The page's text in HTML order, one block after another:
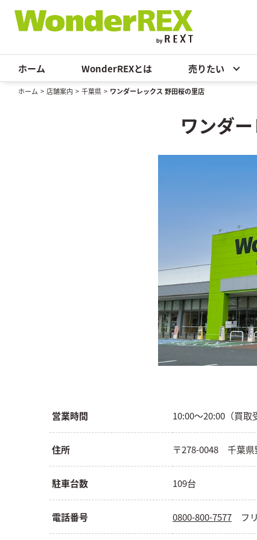
ホーム WonderREXとは 売りたい
ホーム > 店舗案内 > 千葉県 > ワンダーレックス 野田桜の里店
ワンダ
営業時間 10:00～20:00（買取
住所 〒278-0048 千葉県
駐車台数 109台
電話番号 0800-800-7577 フ